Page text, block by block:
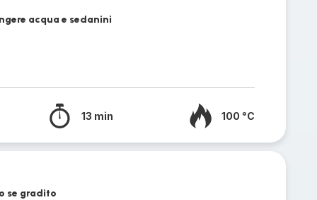
acqua e sedanini
13 min 100 °C
se gradito